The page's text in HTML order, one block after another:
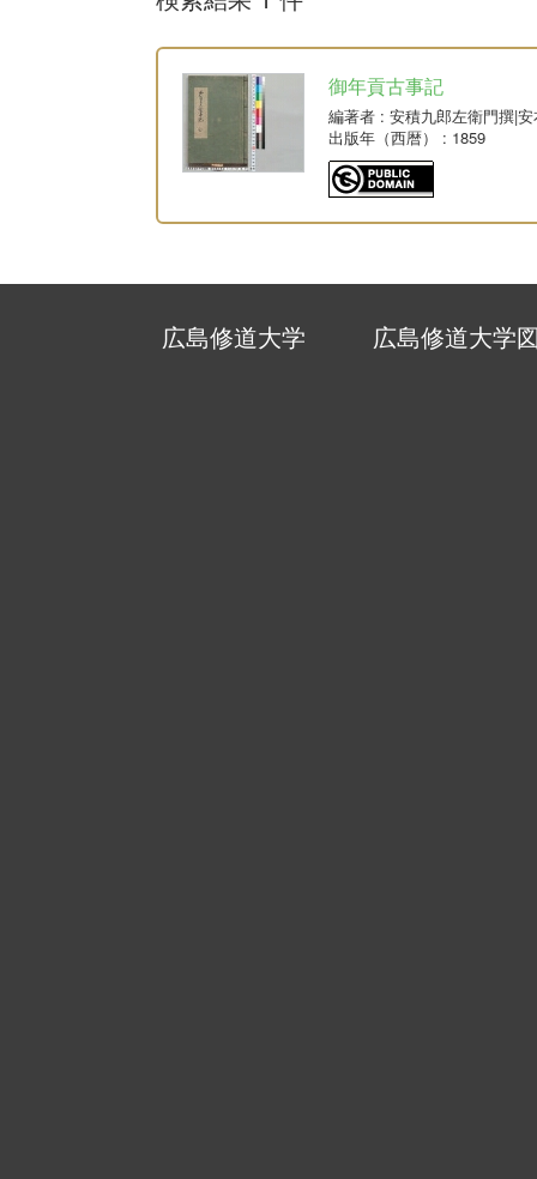
御年貢古事記
編著者 : 安積九郎左衛門撰|
出版年（西暦）
: 1859
広島修道大学 広島修道大学